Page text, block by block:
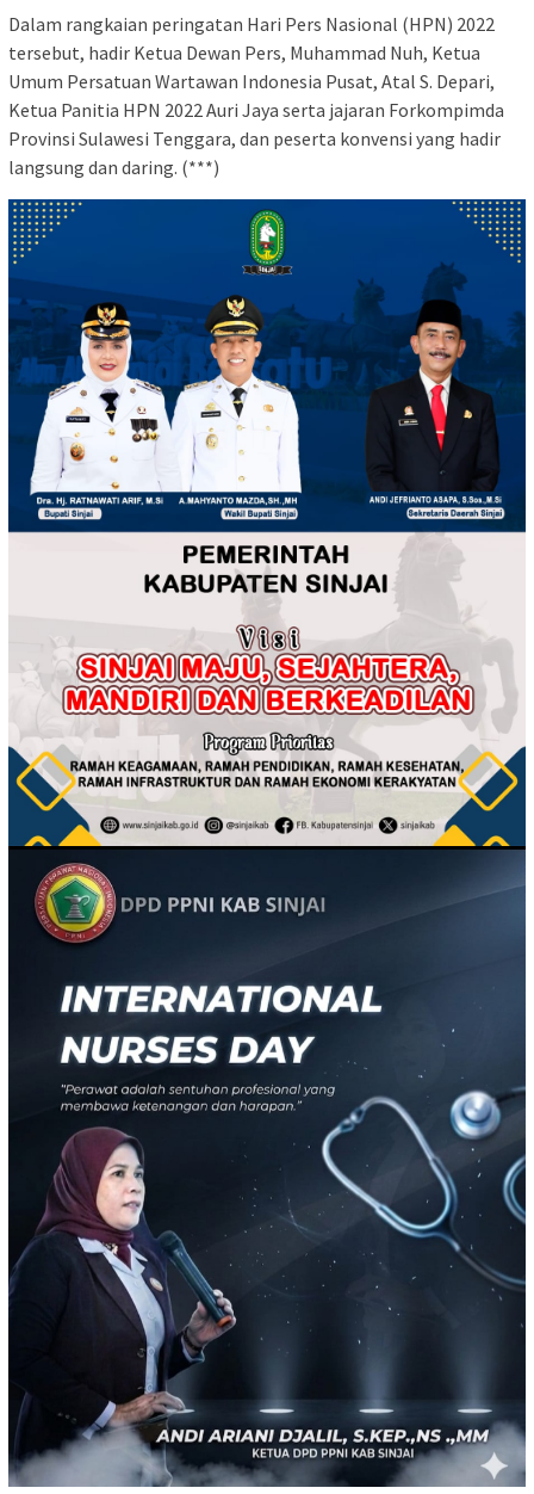
Dalam rangkaian peringatan Hari Pers Nasional (HPN) 2022
tersebut, hadir Ketua Dewan Pers, Muhammad Nuh, Ketua
Umum Persatuan Wartawan Indonesia Pusat, Atal S. Depari,
Ketua Panitia HPN 2022 Auri Jaya serta jajaran Forkompimda
Provinsi Sulawesi Tenggara, dan peserta konvensi yang hadir
langsung dan daring. (***)